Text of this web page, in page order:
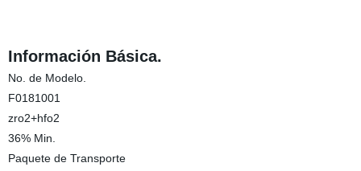
Información Básica.
No. de Modelo.
F0181001
zro2+hfo2
36% Min.
Paquete de Transporte